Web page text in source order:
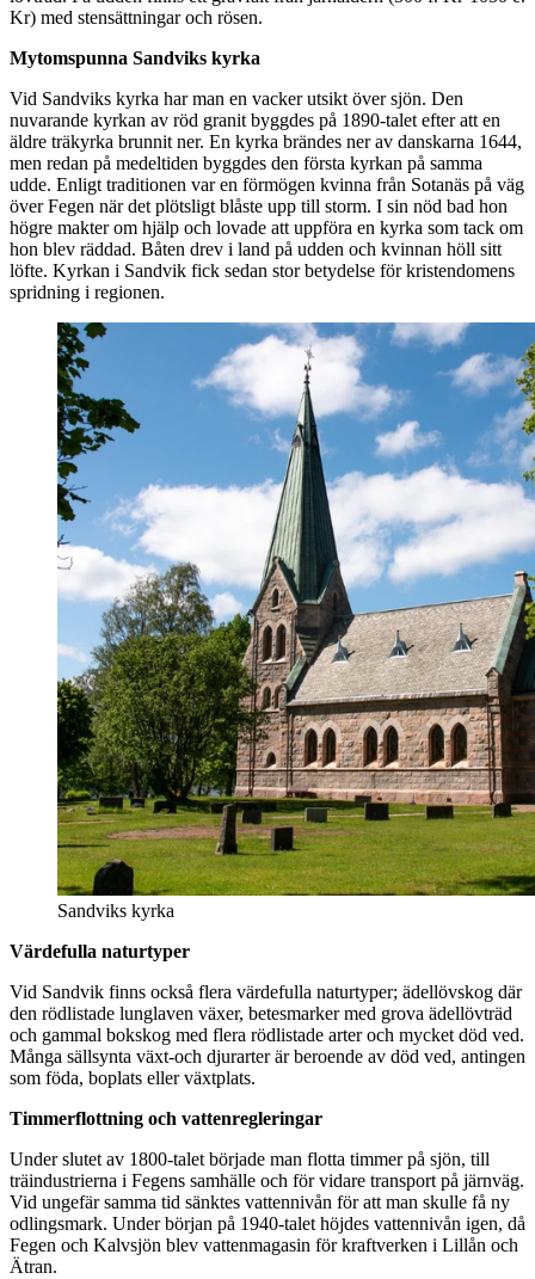
Kr) med stensättningar och rösen.
Mytomspunna Sandviks kyrka
Vid Sandviks kyrka har man en vacker utsikt över sjön. Den
nuvarande kyrkan av röd granit byggdes på 1890-talet efter att en
äldre träkyrka brunnit ner. En kyrka brändes ner av danskarna 1644,
men redan på medeltiden byggdes den första kyrkan på samma
udde. Enligt traditionen var en förmögen kvinna från Sotanäs på väg
över Fegen när det plötsligt blåste upp till storm. I sin nöd bad hon
högre makter om hjälp och lovade att uppföra en kyrka som tack om
hon blev räddad. Båten drev i land på udden och kvinnan höll sitt
löfte. Kyrkan i Sandvik fick sedan stor betydelse för kristendomens
spridning i regionen.
Sandviks kyrka
Värdefulla naturtyper
Vid Sandvik finns också flera värdefulla naturtyper; ädellövskog där
den rödlistade lunglaven växer, betesmarker med grova ädellövträd
och gammal bokskog med flera rödlistade arter och mycket död ved.
Många sällsynta växt-och djurarter är beroende av död ved, antingen
som föda, boplats eller växtplats.
Timmerflottning och vattenregleringar
Under slutet av 1800-talet började man flotta timmer på sjön, till
träindustrierna i Fegens samhälle och för vidare transport på järnväg.
Vid ungefär samma tid sänktes vattennivån för att man skulle få ny
odlingsmark. Under början på 1940-talet höjdes vattennivån igen, då
Fegen och Kalvsjön blev vattenmagasin för kraftverken i Lillån och
Ätran.